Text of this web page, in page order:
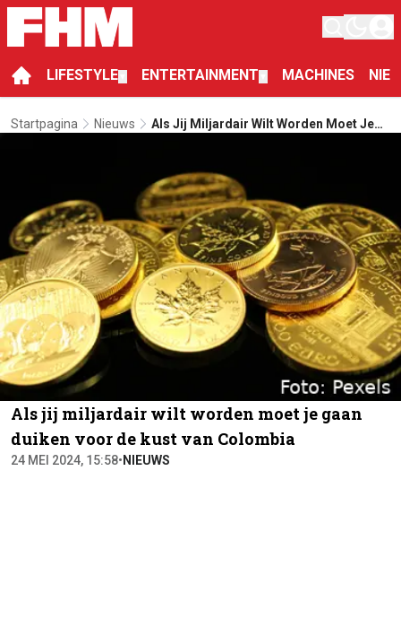
LIFESTYLE ENTERTAINMENT MACHINES
Startpagina Nieuws
Als Jij Miljardair Wilt Worden Moet Je
Als jij miljardair wilt worden moet je gaan
duiken voor de kust van Colombia
24 MEI 2024, 15:58• NIEUWS